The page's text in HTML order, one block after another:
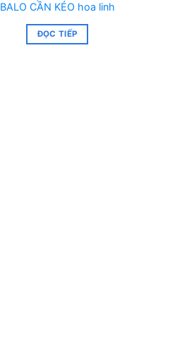
BALO CẦN KÉO hoa linh
ĐỌC TIẾP